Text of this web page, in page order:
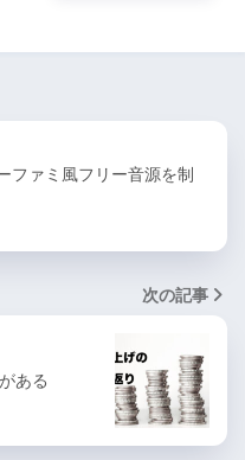
ファミ風フリー音源を制
次の記事
ある